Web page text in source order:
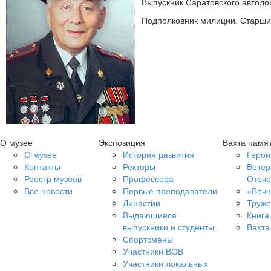
Подполковник милиции.
О музее
О музее
Контакты
Реестр музеев
Все новости
Экспозиция
История развития
Ректоры
Профессора
Первые преподаватели
Династии
Выдающиеся
выпускники и студенты
Спортсмены
Участники ВОВ
Участники локальных
Вахта